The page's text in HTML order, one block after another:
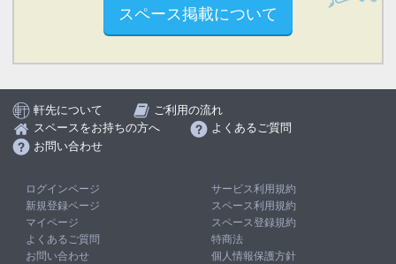
スペース掲載について
軒先について
ご利用の流れ
スペースをお持ちの方へ
よくあるご質問
お問い合わせ
ログインページ
新規登録ページ
マイページ
よくあるご質問
お問い合わせ
サービス利用規約
スペース利用規約
スペース登録規約
特商法
個人情報保護方針